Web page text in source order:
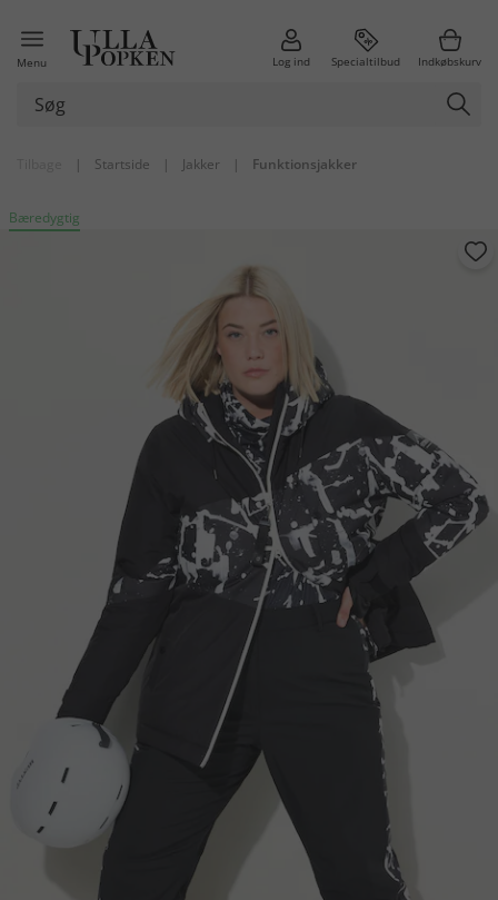
Menu Log ind Specialtilbud Indkøbskurv
| Startside | Jakker | Funktionsjakker
Bæredygtig